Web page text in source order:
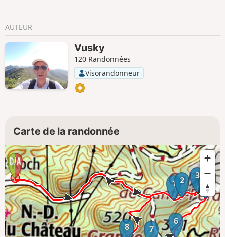
AUTEUR
Vusky
120 Randonnées
Visorandonneur
Carte de la randonnée
1 2 3 4
5
6
7
8